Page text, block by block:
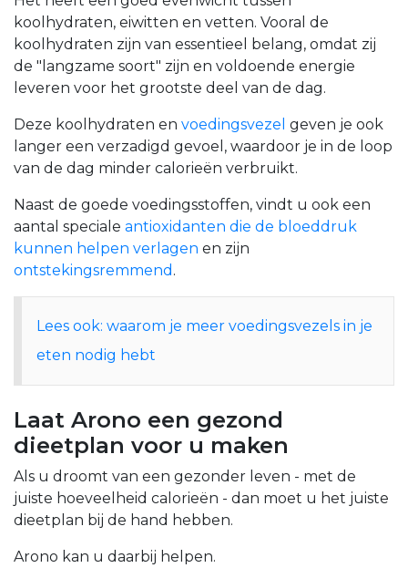
koolhydraten, eiwitten en vetten. Vooral de
koolhydraten zijn van essentieel belang, omdat zij
de "langzame soort" zijn en voldoende energie
leveren voor het grootste deel van de dag.
Deze koolhydraten en voedingsvezel geven je ook
langer een verzadigd gevoel, waardoor je in de loop
van de dag minder calorieën verbruikt.
Naast de goede voedingsstoffen, vindt u ook een
aantal speciale antioxidanten die de bloeddruk
kunnen helpen verlagen en zijn
ontstekingsremmend .
Lees ook: waarom je meer voedingsvezels in je
eten nodig hebt
Laat Arono een gezond
dieetplan voor u maken
Als u droomt van een gezonder leven - met de
juiste hoeveelheid calorieën - dan moet u het juiste
dieetplan bij de hand hebben.
Arono kan u daarbij helpen.